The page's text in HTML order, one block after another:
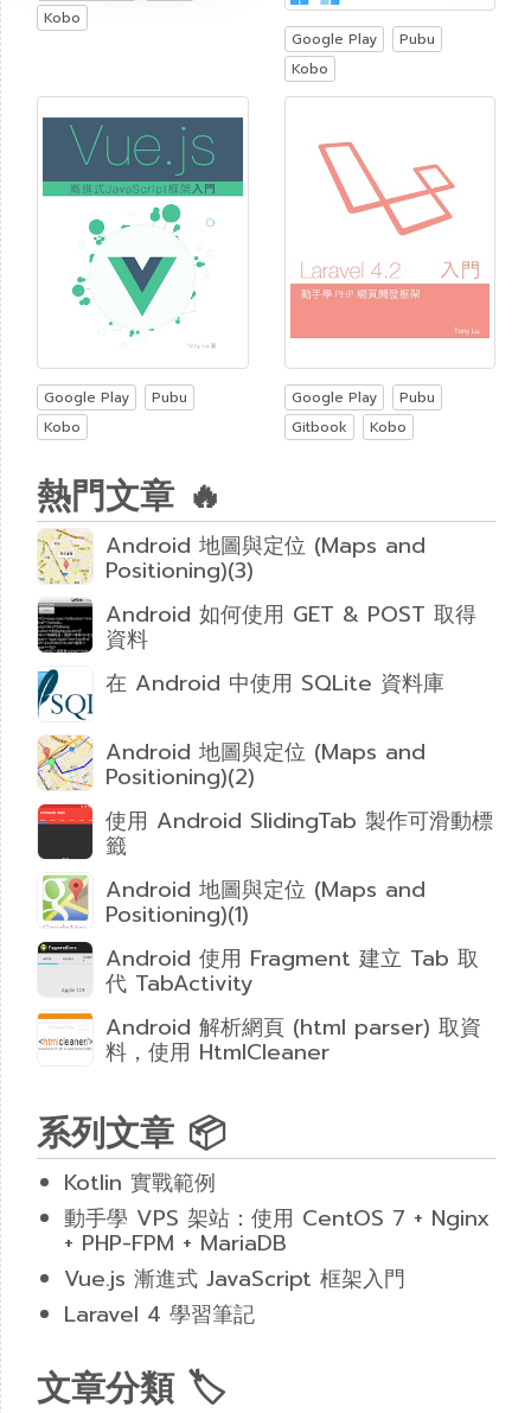
Kobo
Google Play
Pubu
Kobo
Google Play
Pubu
Kobo
Google Play
Pubu
Gitbook
Kobo
熱門文章 🔥
Android 地圖與定位 (Maps and
Positioning)(3)
Android 如何使用 GET & POST 取得
資料
在 Android 中使用 SQLite 資料庫
Android 地圖與定位 (Maps and
Positioning)(2)
使用 Android SlidingTab 製作可滑動標
籤
Android 地圖與定位 (Maps and
Positioning)(1)
Android 使用 Fragment 建立 Tab 取
代 TabActivity
Android 解析網頁 (html parser) 取資
料，使用 HtmlCleaner
系列文章 📦
Kotlin 實戰範例
動手學 VPS 架站：使用 CentOS 7 + Nginx
+ PHP-FPM + MariaDB
Vue.js 漸進式 JavaScript 框架入門
Laravel 4 學習筆記
文章分類 🏷